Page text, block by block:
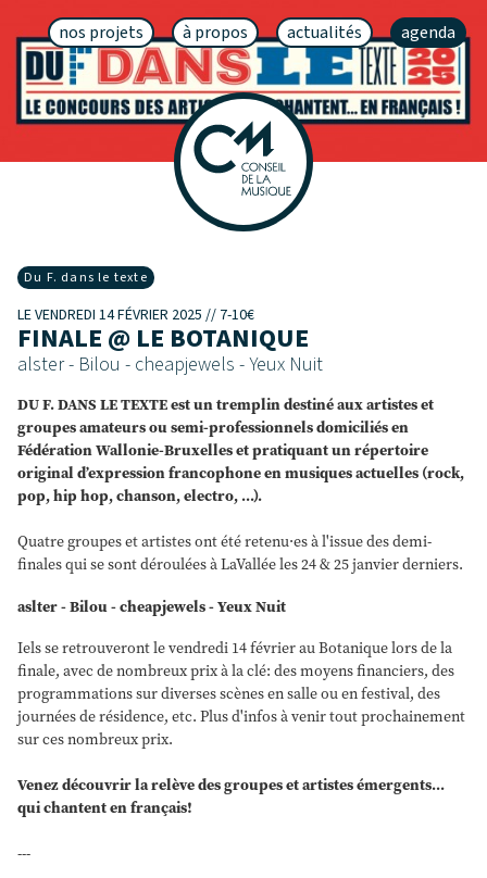
nos projets à propos actualités agenda
Du F. dans le texte
LE VENDREDI 14 FÉVRIER 2025 // 7-10€
FINALE @ LE BOTANIQUE
alster - Bilou - cheapjewels - Yeux Nuit
DU F. DANS LE TEXTE est un tremplin destiné aux artistes et
groupes amateurs ou semi-professionnels domiciliés en
Fédération Wallonie-Bruxelles et pratiquant un répertoire
original d’expression francophone en musiques actuelles (rock,
pop, hip hop, chanson, electro, ...).
Quatre groupes et artistes ont été retenu·es à l'issue des demi-
finales qui se sont déroulées à LaVallée les 24 & 25 janvier derniers.
aslter - Bilou - cheapjewels - Yeux Nuit
Iels se retrouveront le vendredi 14 février au Botanique lors de la
finale, avec de nombreux prix à la clé: des moyens financiers, des
programmations sur diverses scènes en salle ou en festival, des
journées de résidence, etc. Plus d'infos à venir tout prochainement
sur ces nombreux prix.
Venez découvrir la relève des groupes et artistes émergents...
qui chantent en français!
---